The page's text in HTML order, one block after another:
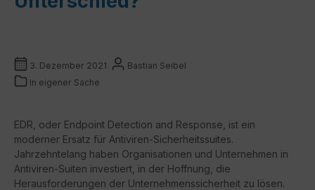
3. Dezember 2021
Bastian Seibel
In eigener Sache
EDR, oder Endpoint Detection and Response, ist ein
moderner Ersatz für Antiviren-Sicherheitssuites.
Jahrzehntelang haben Organisationen und Unternehmen in
Antiviren-Suiten investiert, in der Hoffnung, die
Herausforderungen der Unternehmenssicherheit zu lösen.